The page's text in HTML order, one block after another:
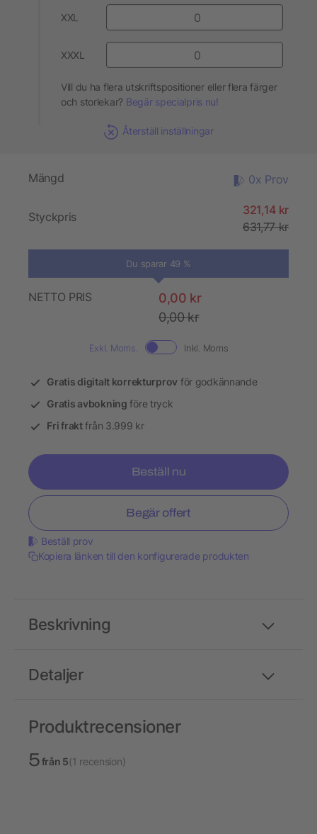
XXL
XXXL
Vill du ha flera utskriftspositioner eller flera färger
och storlekar? Begär specialpris nu!
Återställ inställningar
Mängd 0x Prov
Styckpris
321,14 kr
631,77 kr
Du sparar 49 %
NETTO PRIS
0,00 kr
0,00 kr
Exkl. Moms. Inkl. Moms
Gratis digitalt korrekturprov för godkännande
Gratis avbokning före tryck
Fri fraktfrån 3.999 kr
Beställ nu
Begär offert
Beställ prov
Kopiera länken till den konfigurerade produkten
Detaljer
Beskrivning
Produktrecensioner
5från 5(1 recension)